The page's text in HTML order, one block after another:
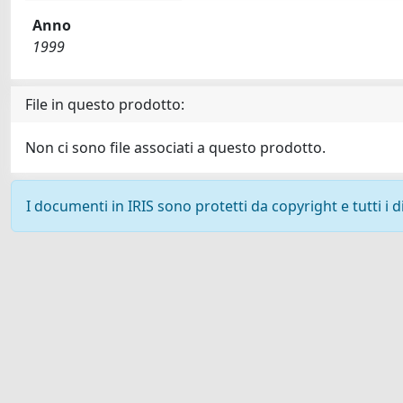
Anno
1999
File in questo prodotto:
Non ci sono file associati a questo prodotto.
I documenti in IRIS sono protetti da copyright e tutti i